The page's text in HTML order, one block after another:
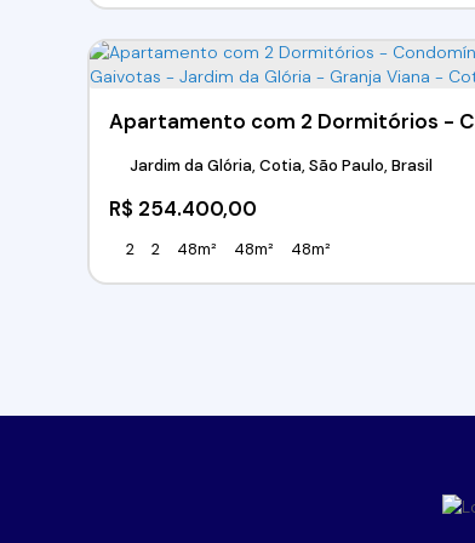
R$ 254.400,00
Jardim da Glória, Cotia, São Paulo, Brasil
2 2 48m² 48m² 48m²